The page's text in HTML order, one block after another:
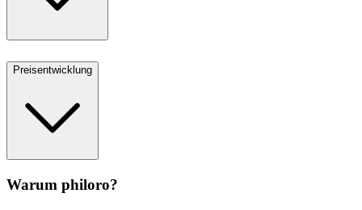
Preisentwicklung
Warum philoro?